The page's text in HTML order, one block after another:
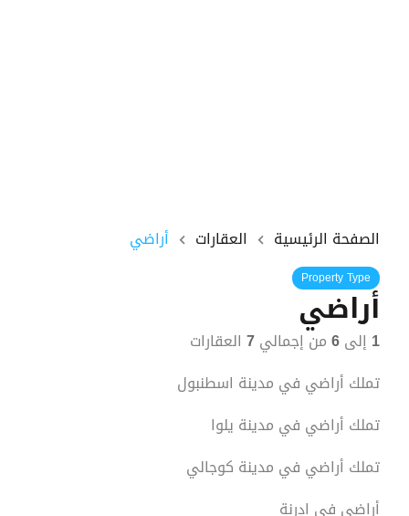
الصفحة الرئيسية العقارات أراضي
Property Type
أراضي
1 إلى6من إجمالي7 العقارات
تملك أراضي في مدينة اسطنبول
تملك أراضي في مدينة يلوا
تملك أراضي في مدينة كوجالي
أراضي في ادرنة